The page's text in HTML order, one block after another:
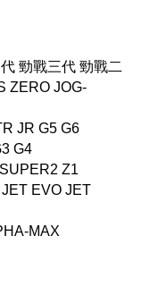
勁戰三代 勁戰二
ZERO JOG-
JR G5 G6
G4
Z1
EVO JET
MAX